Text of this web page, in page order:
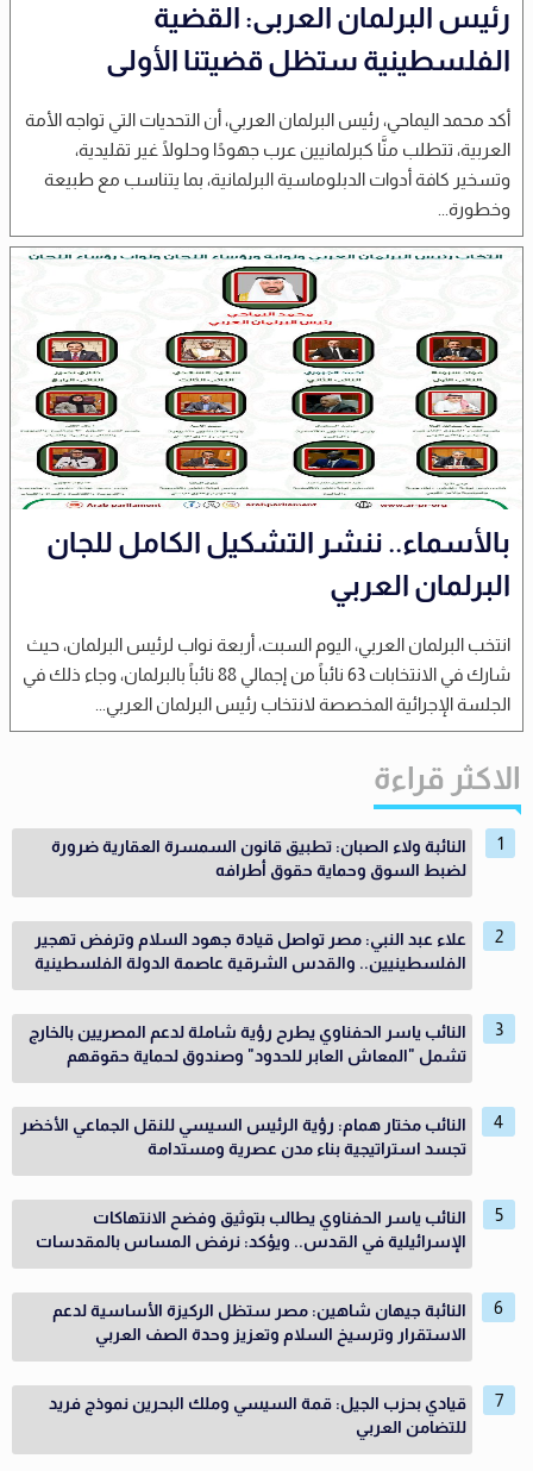
رئيس البرلمان العربى: القضية
الفلسطينية ستظل قضيتنا الأولى
أكد محمد اليماحي، رئيس البرلمان العربي، أن التحديات التي تواجه الأمة
العربية، تتطلب منَّا كبرلمانيين عرب جهودًا وحلولًا غير تقليدية،
وتسخير كافة أدوات الدبلوماسية البرلمانية، بما يتناسب مع طبيعة
وخطورة...
بالأسماء.. ننشر التشكيل الكامل للجان
البرلمان العربي
انتخب البرلمان العربي، اليوم السبت، أربعة نواب لرئيس البرلمان، حيث
شارك في الانتخابات 63 نائباً من إجمالي 88 نائباً بالبرلمان، وجاء ذلك في
الجلسة الإجرائية المخصصة لانتخاب رئيس البرلمان العربي...
الاكثر قراءة
النائبة ولاء الصبان: تطبيق قانون السمسرة العقارية ضرورة
لضبط السوق وحماية حقوق أطرافه
علاء عبد النبي: مصر تواصل قيادة جهود السلام وترفض تهجير
الفلسطينيين.. والقدس الشرقية عاصمة الدولة الفلسطينية
النائب ياسر الحفناوي يطرح رؤية شاملة لدعم المصريين بالخارج
تشمل "المعاش العابر للحدود" وصندوق لحماية حقوقهم
النائب مختار همام: رؤية الرئيس السيسي للنقل الجماعي الأخضر
تجسد استراتيجية بناء مدن عصرية ومستدامة
النائب ياسر الحفناوي يطالب بتوثيق وفضح الانتهاكات
الإسرائيلية في القدس.. ويؤكد: نرفض المساس بالمقدسات
النائبة جيهان شاهين: مصر ستظل الركيزة الأساسية لدعم
الاستقرار وترسيخ السلام وتعزيز وحدة الصف العربي
قيادي بحزب الجيل: قمة السيسي وملك البحرين نموذج فريد
للتضامن العربي